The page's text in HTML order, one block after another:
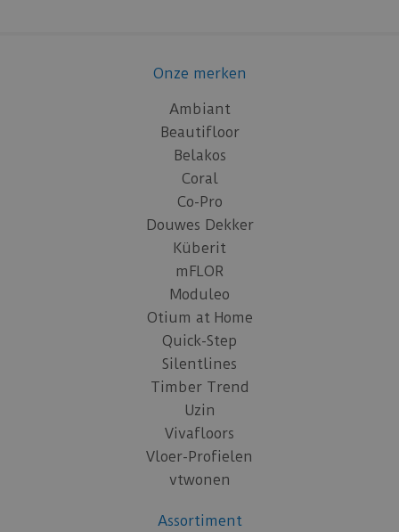
Onze merken
Ambiant
Beautifloor
Belakos
Coral
Co-Pro
Douwes Dekker
Küberit
mFLOR
Moduleo
Otium at Home
Quick-Step
Silentlines
Timber Trend
Uzin
Vivafloors
Vloer-Profielen
vtwonen
Assortiment